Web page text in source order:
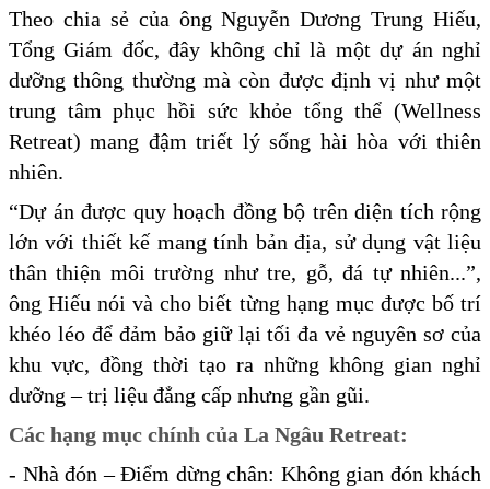
Theo chia sẻ của ông Nguyễn Dương Trung Hiếu,
Tổng Giám đốc, đây không chỉ là một dự án nghỉ
dưỡng thông thường mà còn được định vị như một
trung tâm phục hồi sức khỏe tổng thể (Wellness
Retreat) mang đậm triết lý sống hài hòa với thiên
nhiên.
“Dự án được quy hoạch đồng bộ trên diện tích rộng
lớn với thiết kế mang tính bản địa, sử dụng vật liệu
thân thiện môi trường như tre, gỗ, đá tự nhiên...”,
ông Hiếu nói và cho biết từng hạng mục được bố trí
khéo léo để đảm bảo giữ lại tối đa vẻ nguyên sơ của
khu vực, đồng thời tạo ra những không gian nghỉ
dưỡng – trị liệu đẳng cấp nhưng gần gũi.
Các hạng mục chính của La Ngâu Retreat:
- Nhà đón – Điểm dừng chân: Không gian đón khách